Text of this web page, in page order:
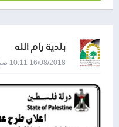
بلدية رام الله
16/08/2018 10:11 صباحاً